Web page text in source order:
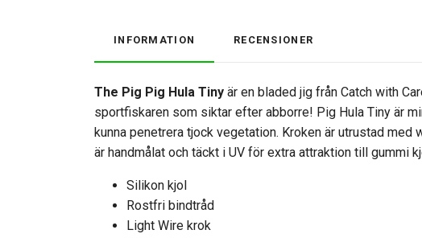
INFORMATION RECENSIONER
The Pig Pig Hula Tiny är en bladed jig från Catch with
sportfiskaren som siktar efter abborre! Pig Hula Tiny är
kunna penetrera tjock vegetation. Kroken är utrustad
är handmålat och täckt i UV för extra attraktion till gummi
Silikon kjol
Rostfri bindtråd
Light Wire krok